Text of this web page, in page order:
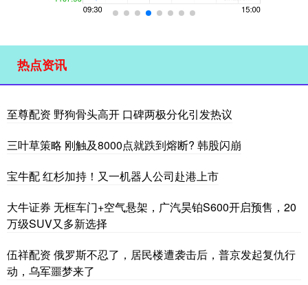
热点资讯
至尊配资 野狗骨头高开 口碑两极分化引发热议
三叶草策略 刚触及8000点就跌到熔断? 韩股闪崩
宝牛配 红杉加持！又一机器人公司赴港上市
大牛证券 无框车门+空气悬架，广汽昊铂S600开启预售，20
万级SUV又多新选择
伍祥配资 俄罗斯不忍了，居民楼遭袭击后，普京发起复仇行
动，乌军噩梦来了